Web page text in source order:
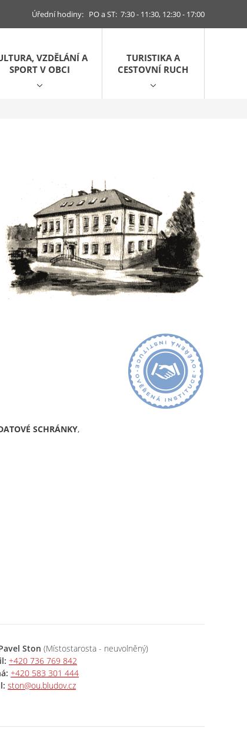
Úřední hodiny: PO a ST: 7:30 - 11:30, 12:30 - 17:00
VZDĚLÁNÍ A
SPORT V OBCI
TURISTIKA A
CESTOVNÍ RUCH
SCHRÁNKY,
Ston (Místostarosta - neuvolněný)
+420 736 769 842
+420 583 301 444
ston@ou.bludov.cz